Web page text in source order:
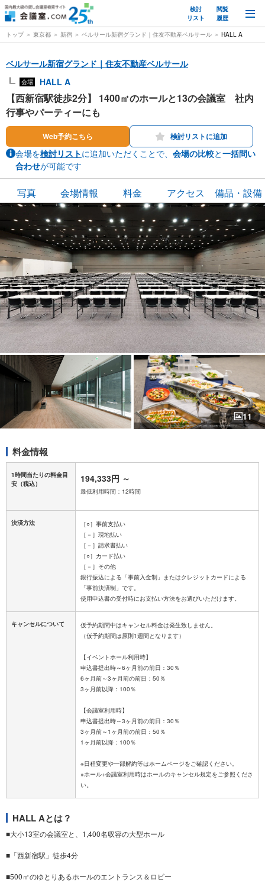
検討
リスト
閲覧
履歴
トップ 東京都 新宿 ベルサール新宿グランド｜住友不動産ベルサール HALL A
ベルサール新宿グランド｜住友不動産ベルサール
会場 HALL A
【西新宿駅徒歩2分】 1400㎡のホールと13の会議室 社内
行事やパーティーにも
Web予約こちら 検討リストに追加
会場を検討リストに追加いただくことで、 会場の比較と一括問い
合わせが可能です
写真 会場情報 料金 アクセス 備品・設備
11
料金情報
1時間当たりの料金目
安 （税込） 194,333円 ～
最低利用時間：12時間
決済方法
［○］事前支払い
［－］現地払い
［－］請求書払い
［○］カード払い
［－］その他
銀行振込による「事前入金制」またはクレジットカードによる
「事前決済制」です。
キャンセルについて
仮予約期間中はキャンセル料金は発生致しません。
（仮予約期間は原則1週間となります）
【イベントホール利用時】
申込書提出時～6ヶ月前の前日：30％
6ヶ月前～3ヶ月前の前日：50％
3ヶ月前以降：100％
【会議室利用時】
申込書提出時～3ヶ月前の前日：30％
3ヶ月前～1ヶ月前の前日：50％
1ヶ月前以降：100％
※日程変更や一部解約等はホームページをご確認ください。
※ホール+会議室利用時はホールのキャンセル規定をご参照くださ
HALL Aとは？
■大小13室の会議室と、1,400名収容の大型ホール
■「西新宿駅」徒歩4分
■500㎡のゆとりあるホールのエントランス＆ロビー